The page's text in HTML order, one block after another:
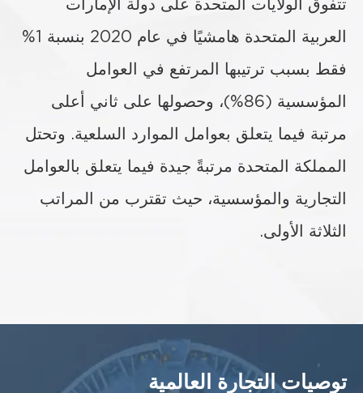
تتفوق الولايات المتحدة على دولة الإمارات
العربية المتحدة هامشيًا في عام 2020 بنسبة 1%
فقط بسبب ترتيبها المرتفع في العوامل
المؤسسية (86%)، وحصولها على ثاني أعلى
مرتبة فيما يتعلق بعوامل الموارد السلعية. وتحتل
المملكة المتحدة مرتبةً جيدة فيما يتعلق بالعوامل
التجارية والمؤسسية، حيث تقترب من المراتب
الثلاثة الأولى.
توصيات التجارة العالمية